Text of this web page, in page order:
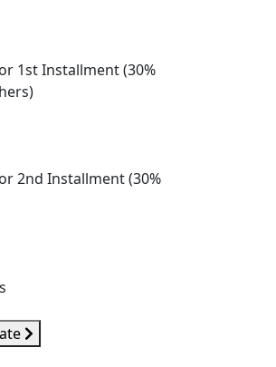
1st Installment (30%
2nd Installment (30%